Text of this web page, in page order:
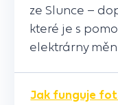
ze Slunce –
které je s
elektrárny
Jak funguje